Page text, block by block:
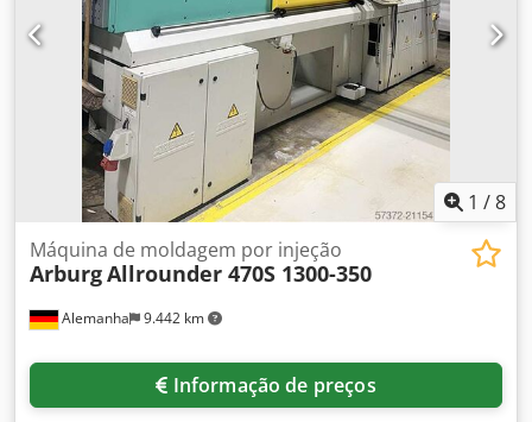
2500bar. Dimensões da máquina X/Y/Z: aprox.
4300mm/1700mm/2750mm, peso: aprox. 4500kg, horas de
operação: aprox. 75443h. Documentação disponível. Uma
inspeção no local é possível. Dodpfx Aeyddy Isg Teck
1 /8
Alemanha 9.442 km
Máquina de moldagem por injeção
ArburgAllrounder 470S 1300-350
Informação de preços